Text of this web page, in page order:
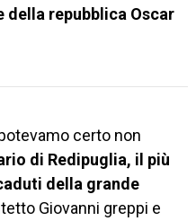
repubblica Oscar
certo non
di Redipuglia, il più
della grande
Giovanni greppi e